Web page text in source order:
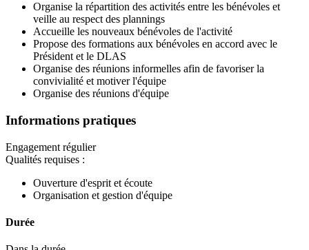
Organise la répartition des activités entre les bénévoles et
veille au respect des plannings
Accueille les nouveaux bénévoles de l'activité
Propose des formations aux bénévoles en accord avec le
Président et le DLAS
Organise des réunions informelles afin de favoriser la
convivialité et motiver l'équipe
Organise des réunions d'équipe
Informations pratiques
Engagement régulier
Qualités requises :
Ouverture d'esprit et écoute
Organisation et gestion d'équipe
Durée